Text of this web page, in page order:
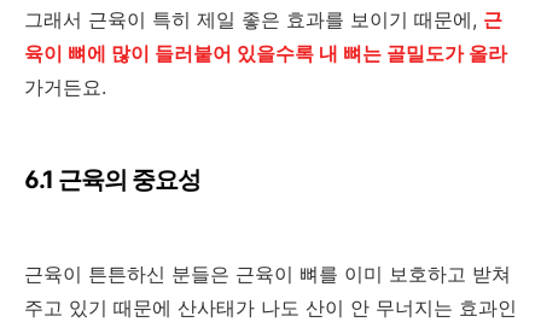
그래서 근육이 특히 제일 좋은 효과를 보이기 때문에, 근
육이 뼈에 많이 들러붙어 있을수록 내 뼈는 골밀도가 올라
가거든요.
6.1 근육의 중요성
근육이 튼튼하신 분들은 근육이 뼈를 이미 보호하고 받쳐
주고 있기 때문에 산사태가 나도 산이 안 무너지는 효과인